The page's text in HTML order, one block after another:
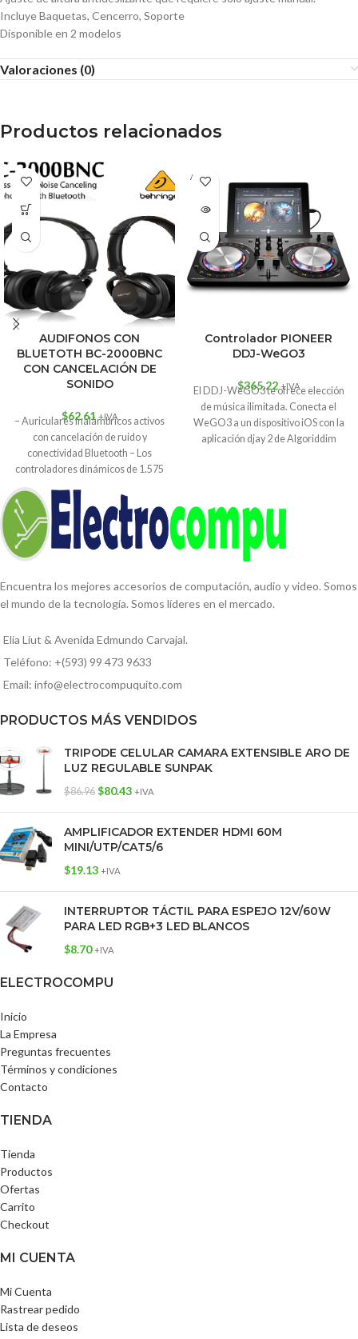
Incluye Baquetas, Cencerro, Soporte
Disponible en 2 modelos
Valoraciones (0)
Productos relacionados
AUDIFONOS CON
BLUETOTH BC-2000BNC
CON CANCELACIÓN DE
SONIDO
$62.61 +IVA
– Auriculares inalámbricos activos
con cancelación de ruido y
conectividad Bluetooth – Los
controladores dinámicos de 1.575
AGOT
ADO
Controlador PIONEER
DDJ-WeGO3
$365.22 +IVA
El DDJ-WeGO3 te ofrece elección
de música ilimitada. Conecta el
WeGO3 a un dispositivo iOS con la
aplicación djay 2 de Algoriddim
Encuentra los mejores accesorios de computación, audio y video. Somos
el mundo de la tecnología. Somos líderes en el mercado.
Elia Liut & Avenida Edmundo Carvajal.
Teléfono: +(593) 99 473 9633
Email: info@electrocompuquito.com
PRODUCTOS MÁS VENDIDOS
TRIPODE CELULAR CAMARA EXTENSIBLE ARO DE
LUZ REGULABLE SUNPAK
$86.96 $80.43 +IVA
AMPLIFICADOR EXTENDER HDMI 60M
MINI/UTP/CAT5/6
$19.13 +IVA
INTERRUPTOR TÁCTIL PARA ESPEJO 12V/60W
PARA LED RGB+3 LED BLANCOS
$8.70 +IVA
ELECTROCOMPU
Inicio
La Empresa
Preguntas frecuentes
Términos y condiciones
Contacto
TIENDA
Tienda
Productos
Ofertas
Carrito
Checkout
MI CUENTA
Mi Cuenta
Rastrear pedido
Lista de deseos